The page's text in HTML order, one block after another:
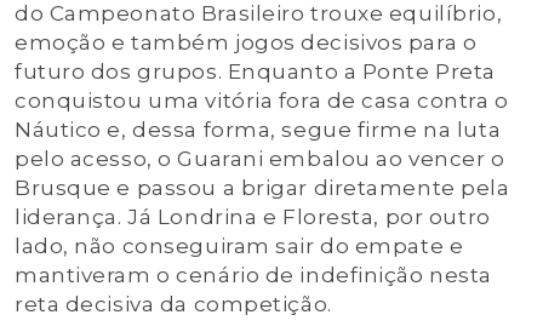
do Campeonato Brasileiro trouxe equilíbrio,
emoção e também jogos decisivos para o
futuro dos grupos. Enquanto a Ponte Preta
conquistou uma vitória fora de casa contra o
Náutico e, dessa forma, segue firme na luta
pelo acesso, o Guarani embalou ao vencer o
Brusque e passou a brigar diretamente pela
liderança. Já Londrina e Floresta, por outro
lado, não conseguiram sair do empate e
mantiveram o cenário de indefinição nesta
reta decisiva da competição.